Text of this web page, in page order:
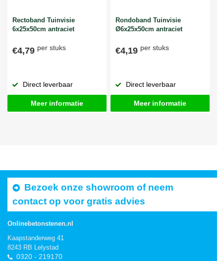
Rectoband Tuinvisie
6x25x50cm antraciet
€4,79 per stuks
Direct leverbaar
Meer informatie
Rondoband Tuinvisie
Ø6x25x50cm antraciet
€4,19 per stuks
Direct leverbaar
Meer informatie
Bezoek onze showroom of neem
contact op voor gratis advies
Onlinebetonstenen.nl
Kaapstanderweg 41
8243 RB Lelystad
0320 - 219170